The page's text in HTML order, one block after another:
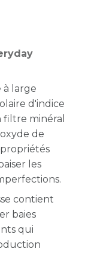
large
d'indice
filtre minéral
de
les
contient
baies
qui